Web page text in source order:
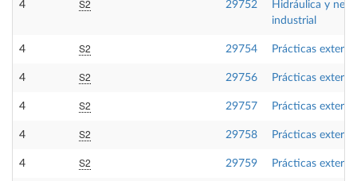
4 S2 29752
Hidráulica y
industrial
4 S2 29754 Prácticas
4 S2 29756 Prácticas
4 S2 29757 Prácticas
4 S2 29758 Prácticas
4 S2 29759 Prácticas